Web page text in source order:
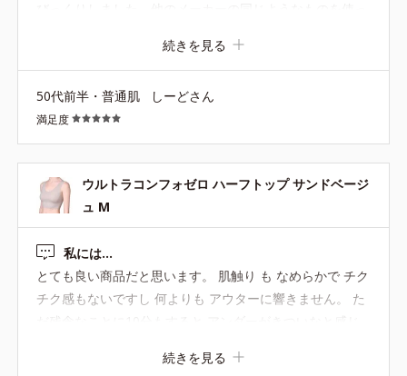
がオルビスさん！と小さな気づかいに洗濯時嬉しくなりま
した。
続きを見る
50代前半・普通肌 しーどさん
満足度
ウルトラコンフォゼロ ハーフトップ サンドベージ
ュ M
私には…
とても良い商品だと思います。 肌触り も なめらかで チク
チク感もないですし 何よりも アウターに響きません。 た
だ残念なことに10分もすると アンダーがきついなと感じ
窮屈な感じがして私には無理でした。 もともと ぴったり
続きを見る